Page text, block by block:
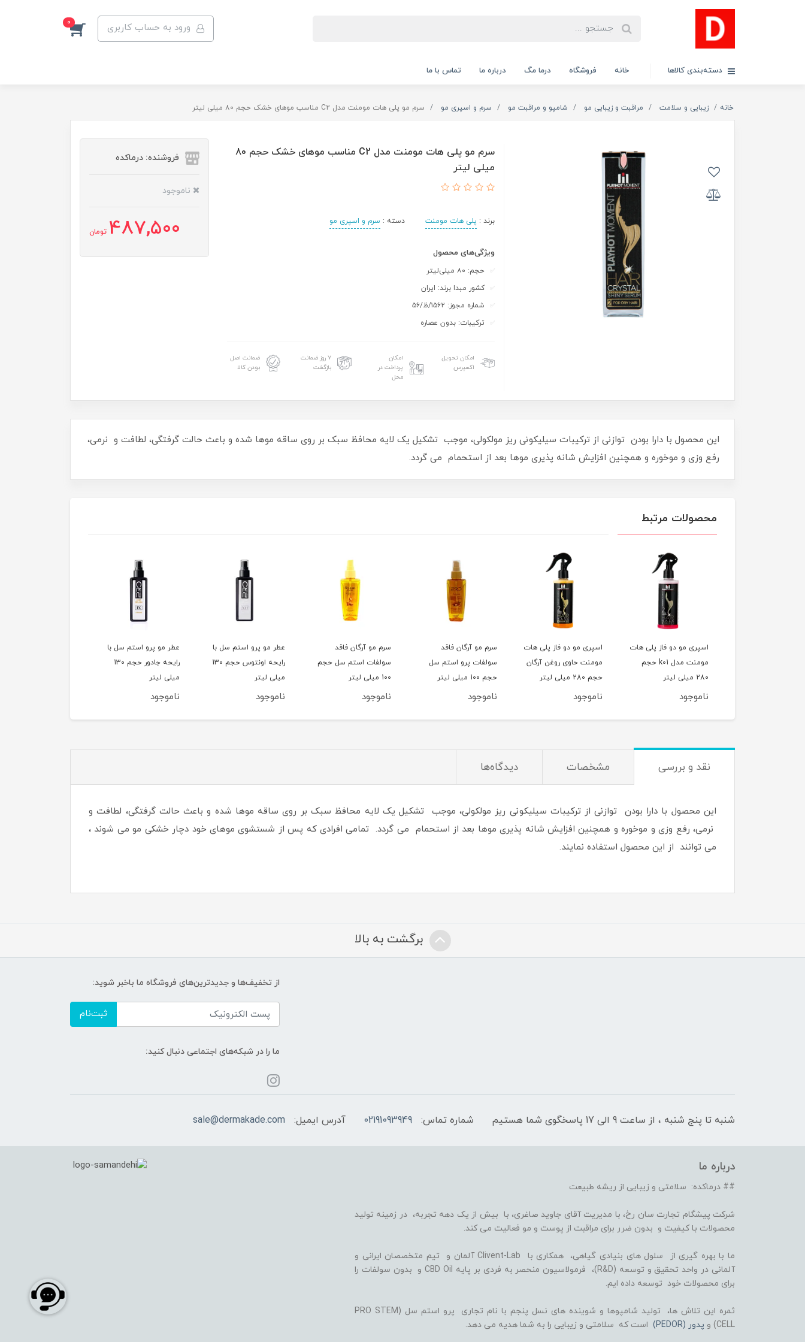
ورود به حساب کاربری 0
دسته‌بندی کالاها خانه فروشگاه درما مگ درباره ما تماس با ما
خانه زیبایی و سلامت مراقبت و زیبایی مو شامپو و مراقبت مو سرم و اسپری مو سرم مو پلی هات مومنت مدل C2 مناسب موهای خشک حجم 80 میلی لیتر
سرم مو پلی هات مومنت مدل C2 مناسب موهای خشک حجم 80
میلی لیتر
برند : پلی هات مومنت دسته : سرم و اسپری مو
ویژگی‌های محصول
حجم: ۸۰ میلی‌لیتر
کشور مبدا برند: ایران
شماره مجوز: ۱۵۶۲/ظ/۵۶
ترکیبات: بدون عصاره
امکان تحویل
اکسپرس
امکان
پرداخت در
محل
۷ روز ضمانت
بازگشت
ضمانت اصل
بودن کالا
فروشنده: درماکده
ناموجود
487,500 تومان
این محصول با دارا بودن توازنی از ترکیبات سیلیکونی ریز مولکولی، موجب تشکیل یک لایه محافظ سبک بر روی ساقه موها شده و باعث حالت گرفتگی، لطافت و نرمی،
رفع وزی و موخوره و همچنین افزایش شانه پذیری موها بعد از استحمام می گردد.
محصولات مرتبط
اسپری مو دو فاز پلی هات
مومنت مدل k01 حجم
280 میلی لیتر
ناموجود
اسپری مو دو فاز پلی هات
مومنت حاوی روغن آرگان
حجم 280 میلی لیتر
ناموجود
سرم مو آرگان فاقد
سولفات پرو استم سل
حجم 100 میلی لیتر
ناموجود
سرم مو آرگان فاقد
سولفات استم سل حجم
100 میلی لیتر
ناموجود
عطر مو پرو استم سل با
رایحه اونتوس حجم 130
میلی لیتر
ناموجود
عطر مو پرو استم سل با
رایحه جادور حجم 130
میلی لیتر
ناموجود
نقد و بررسی مشخصات دیدگاه‌ها
این محصول با دارا بودن توازنی از ترکیبات سیلیکونی ریز مولکولی، موجب تشکیل یک لایه محافظ سبک بر روی ساقه موها شده و باعث حالت گرفتگی، لطافت و
نرمی، رفع وزی و موخوره و همچنین افزایش شانه پذیری موها بعد از استحمام می گردد. تمامی افرادی که پس از شستشوی موهای خود دچار خشکی مو می شوند ،
می توانند از این محصول استفاده نمایند.
برگشت به بالا
از تخفیف‌ها و جدیدترین‌های فروشگاه ما باخبر شوید:
ثبت‌نام
ما را در شبکه‌های اجتماعی دنبال کنید:
شنبه تا پنج شنبه ، از ساعت 9 الی 17 پاسخگوی شما هستیم شماره تماس: 02191093949 آدرس ایمیل: sale@dermakade.com
درباره ما
## درماکده: سلامتی و زیبایی از ریشه طبیعت
شرکت پیشگام تجارت سان رخ، با مدیریت آقای جاوید صاغری، با بیش از یک دهه تجربه، در زمینه تولید
محصولات با کیفیت و بدون ضرر برای مراقبت از پوست و مو فعالیت می کند.
ما با بهره گیری از سلول های بنیادی گیاهی، همکاری با Clivent-Lab آلمان و تیم متخصصان ایرانی و
آلمانی در واحد تحقیق و توسعه (R&D)، فرمولاسیون منحصر به فردی بر پایه CBD Oil و بدون سولفات را
برای محصولات خود توسعه داده ایم.
ثمره این تلاش ها، تولید شامپوها و شوینده های نسل پنجم با نام تجاری پرو استم سل (PRO STEM
CELL) و
پدور (PEDOR) است که سلامتی و زیبایی را به شما هدیه می دهد.